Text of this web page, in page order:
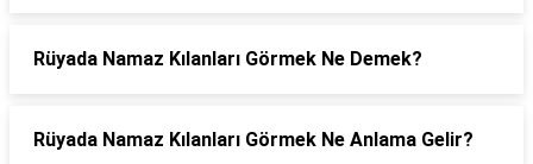
Rüyada Namaz Kılanları Görmek Ne Demek?
Rüyada Namaz Kılanları Görmek Ne Anlama Gelir?